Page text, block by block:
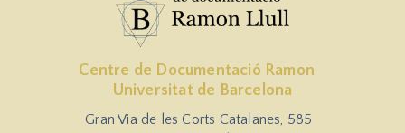
Centre de Documentació Ramon
Universitat de Barcelona
Gran Via de les Corts Catalanes, 585